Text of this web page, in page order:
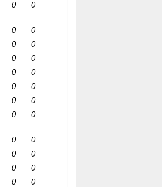
0 0
0
0
0
0
0
0
0
0
0
0
0
0
0 0
0
0
0
0
0
0
0
0